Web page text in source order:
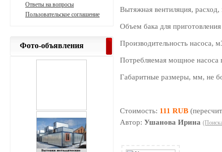
Вытяжная вентиляция,
Объем бака для
Производительность насоса,
Потребляемая мощное насоса
Габаритные размеры, мм, не
Стоимость: 111 RUB
Автор:Ушанова Ирина
Ответы на вопросы
Пользовательское соглашение
Фото-объявления